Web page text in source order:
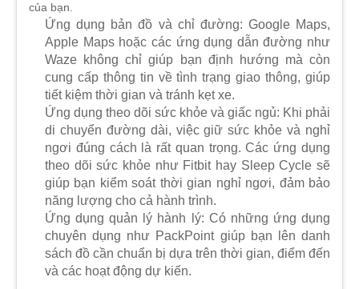
của bạn.
Ứng dụng bản đồ và chỉ đường: Google Maps,
Apple Maps hoặc các ứng dụng dẫn đường như
Waze không chỉ giúp bạn định hướng mà còn
cung cấp thông tin về tình trạng giao thông, giúp
tiết kiệm thời gian và tránh kẹt xe.
Ứng dụng theo dõi sức khỏe và giấc ngủ: Khi phải
di chuyển đường dài, việc giữ sức khỏe và nghỉ
ngơi đúng cách là rất quan trọng. Các ứng dụng
theo dõi sức khỏe như Fitbit hay Sleep Cycle sẽ
giúp bạn kiểm soát thời gian nghỉ ngơi, đảm bảo
năng lượng cho cả hành trình.
Ứng dụng quản lý hành lý: Có những ứng dụng
chuyên dụng như PackPoint giúp bạn lên danh
sách đồ cần chuẩn bị dựa trên thời gian, điểm đến
và các hoạt động dự kiến.